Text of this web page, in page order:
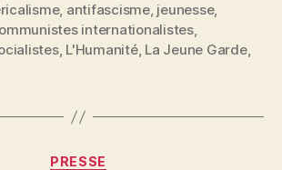
la
jeunesse
antifasciste »
, antifascisme, jeunesse,
internationalistes,
, L'Humanité, La Jeune Garde,
Catégories
PRESSE